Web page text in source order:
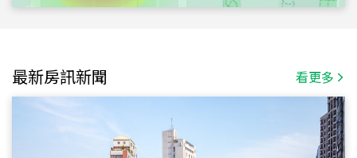
最新房訊新聞 看更多